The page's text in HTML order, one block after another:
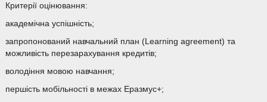
Критерії оцінювання:
академічна успішність;
запропонований навчальний план (Learning agreement) та
можливість перезарахування кредитів;
володіння мовою навчання;
першість мобільності в межах Еразмус+;